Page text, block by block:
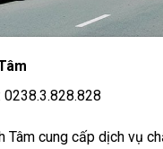
Tâm cung cấp dịch vụ